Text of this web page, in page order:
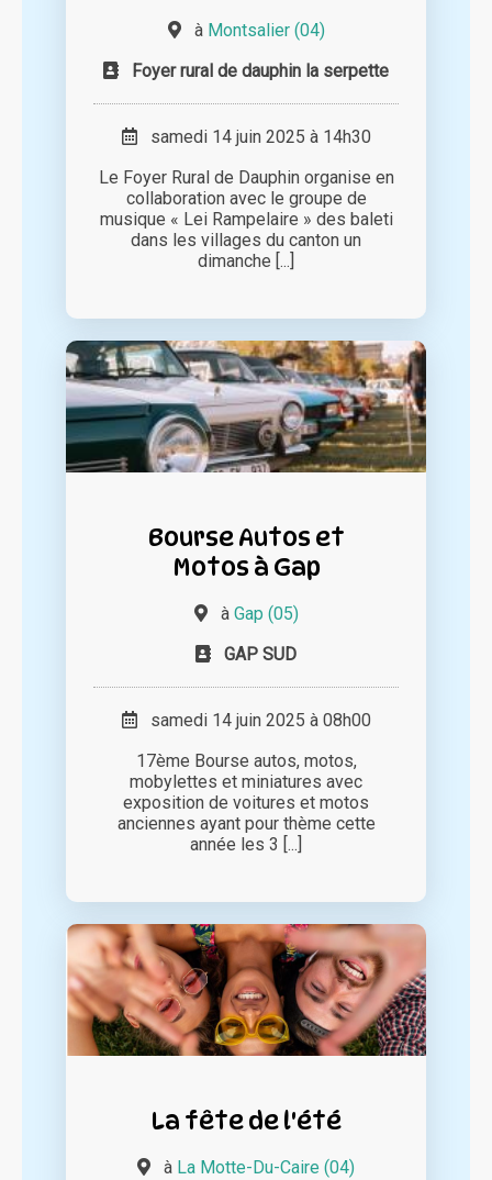
à Montsalier (04)
Foyer rural de dauphin la serpette
samedi 14 juin 2025 à 14h30
Le Foyer Rural de Dauphin organise en
collaboration avec le groupe de
musique « Lei Rampelaire » des baleti
dans les villages du canton un
dimanche [...]
Bourse Autos et
Motos à Gap
à Gap (05)
GAP SUD
samedi 14 juin 2025 à 08h00
17ème Bourse autos, motos,
mobylettes et miniatures avec
exposition de voitures et motos
anciennes ayant pour thème cette
année les 3 [...]
La fête de l'été
à La Motte-Du-Caire (04)